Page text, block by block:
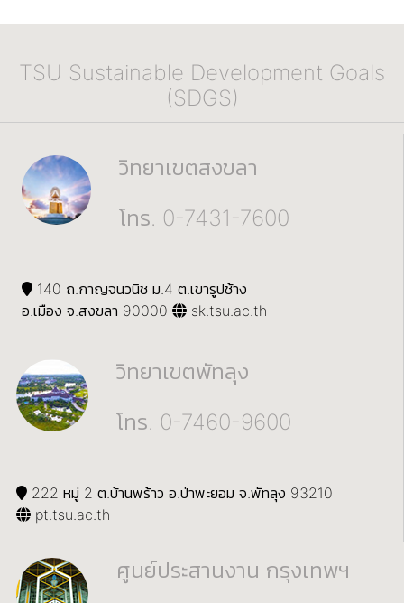
TSU Sustainable Development Goals
(SDGS)
วิทยาเขตสงขลา
โทร. 0-7431-7600
140 ถ.กาญจนวนิช ม.4 ต.เขารูปช้าง
อ.เมือง จ.สงขลา 90000
sk.tsu.ac.th
วิทยาเขตพัทลุง
โทร. 0-7460-9600
222 หมู่ 2 ต.บ้านพร้าว อ.ป่าพะยอม จ.พัทลุง 93210
pt.tsu.ac.th
ศูนย์ประสานงาน กรุงเทพฯ